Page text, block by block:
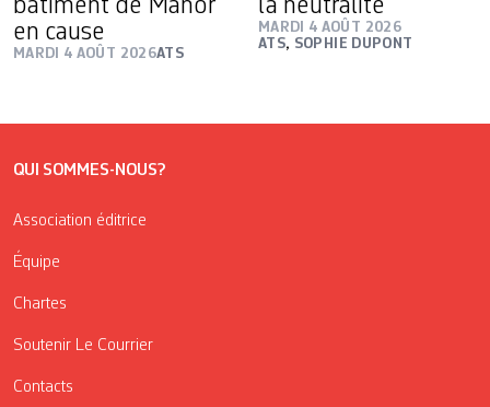
bâtiment de Manor
en cause
MARDI 4 AOÛT 2026ATS
la neutralité
MARDI 4 AOÛT 2026
ATS, SOPHIE DUPONT
QUI SOMMES-NOUS?
Association éditrice
Équipe
Chartes
Soutenir Le Courrier
Contacts